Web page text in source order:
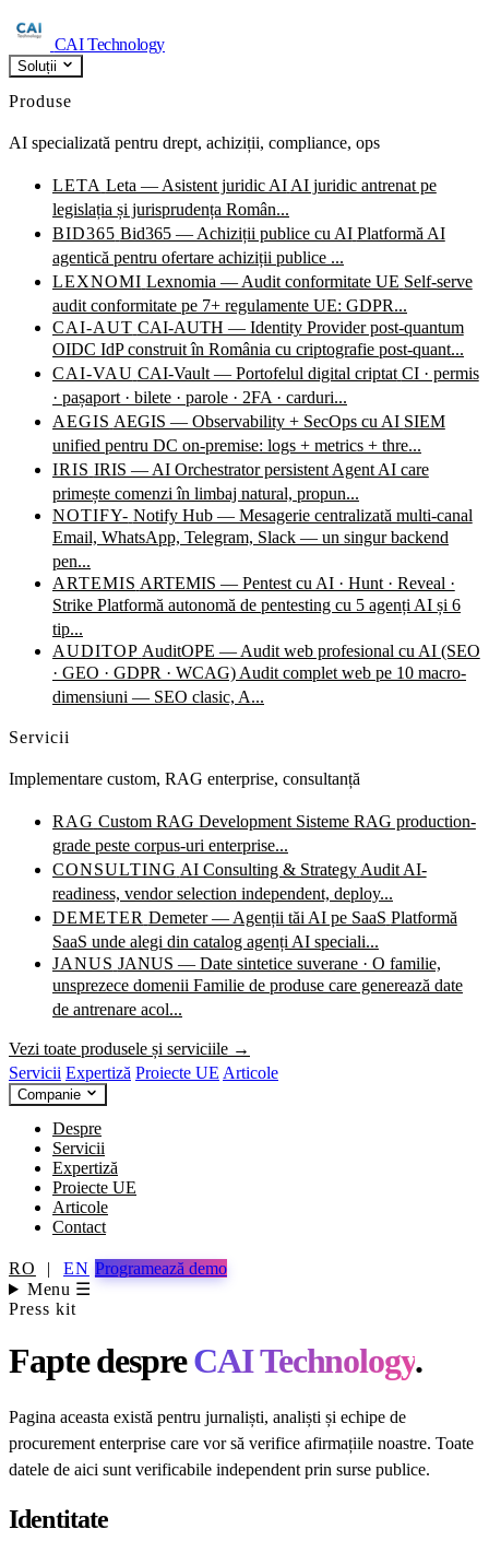
CAI Technology
Soluții
Produse
AI specializată pentru drept, achiziții, compliance, ops
LETA Leta — Asistent juridic AI AI juridic antrenat pe
legislația și jurisprudența Român...
BID365 Bid365 — Achiziții publice cu AI Platformă AI
agentică pentru ofertare achiziții publice ...
LEXNOMI Lexnomia — Audit conformitate UE Self-serve
audit conformitate pe 7+ regulamente UE: GDPR...
CAI-AUT CAI-AUTH — Identity Provider post-quantum
OIDC IdP construit în România cu criptografie post-quant...
CAI-VAU CAI-Vault — Portofelul digital criptat CI · permis
· pașaport · bilete · parole · 2FA · carduri...
AEGIS AEGIS — Observability + SecOps cu AI SIEM
unified pentru DC on-premise: logs + metrics + thre...
IRIS IRIS — AI Orchestrator persistent Agent AI care
primește comenzi în limbaj natural, propun...
NOTIFY- Notify Hub — Mesagerie centralizată multi-canal
Email, WhatsApp, Telegram, Slack — un singur backend
pen...
ARTEMIS ARTEMIS — Pentest cu AI · Hunt · Reveal ·
Strike Platformă autonomă de pentesting cu 5 agenți AI și 6
tip...
AUDITOP AuditOPE — Audit web profesional cu AI (SEO
· GEO · GDPR · WCAG) Audit complet web pe 10 macro-
dimensiuni — SEO clasic, A...
Servicii
Implementare custom, RAG enterprise, consultanță
RAG Custom RAG Development Sisteme RAG production-
grade peste corpus-uri enterprise...
CONSULTING AI Consulting & Strategy Audit AI-
readiness, vendor selection independent, deploy...
DEMETER Demeter — Agenții tăi AI pe SaaS Platformă
SaaS unde alegi din catalog agenți AI speciali...
JANUS JANUS — Date sintetice suverane · O familie,
unsprezece domenii Familie de produse care generează date
de antrenare acol...
Vezi toate produsele și serviciile →
Servicii Expertiză Proiecte UE Articole
Companie
Despre
Servicii
Expertiză
Proiecte UE
Articole
Contact
RO | EN Programează demo
Menu ☰
Press kit
Fapte despreCAI Technology.
Pagina aceasta există pentru jurnaliști, analiști și echipe de
procurement enterprise care vor să verifice afirmațiile noastre. Toate
datele de aici sunt verificabile independent prin surse publice.
Identitate